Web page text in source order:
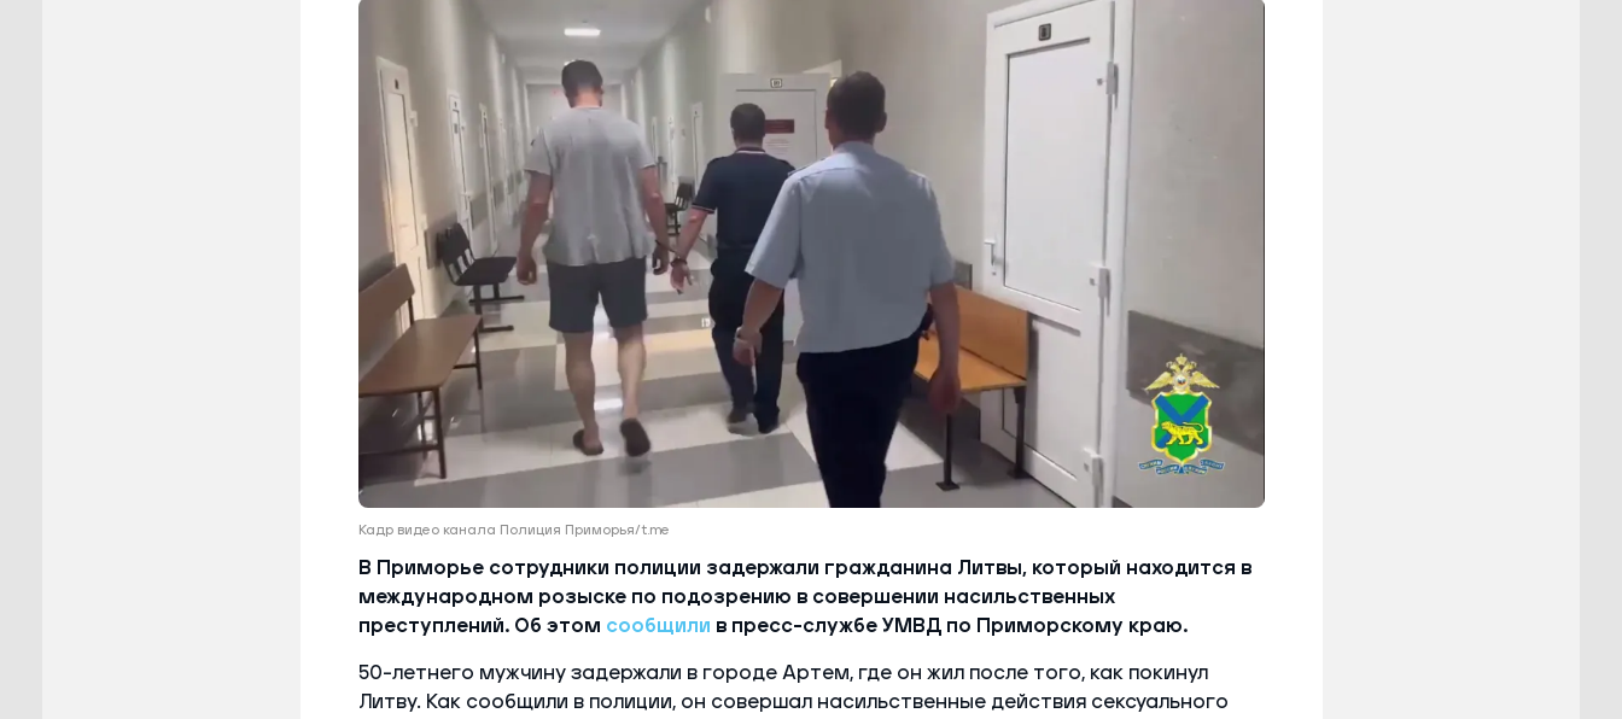
Пуровский район
Салехард
Тарко-Сале
Тазовский район
Шурышкарский район
Ямальский район
Кадр видео канала Полиция Приморья/t.me
В Приморье сотрудники полиции задержали гражданина Литвы, который находится в
международном розыске по подозрению в совершении насильственных
преступлений. Об этом сообщили в пресс-службе УМВД по Приморскому краю.
50-летнего мужчину задержали в городе Артем, где он жил после того, как покинул
Литву. Как сообщили в полиции, он совершал насильственные действия сексуального